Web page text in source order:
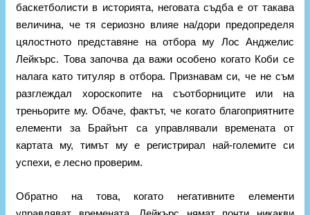
баскетболисти в историята, неговата съдба е от такава
величина, че тя сериозно влияе на/дори предопределя
цялостното представяне на отбора му Лос Анджелис
Лейкърс. Това започва да важи особено когато Коби се
налага като титуляр в отбора. Признавам си, че не съм
разглеждал хороскопите на съотборниците или на
треньорите му. Обаче, фактът, че когато благоприятните
елементи за Брайънт са управлявали времената от
картата му, тимът му е регистрирал най-големите си
успехи, е лесно проверим.
Обратно на това, когато негативните елементи